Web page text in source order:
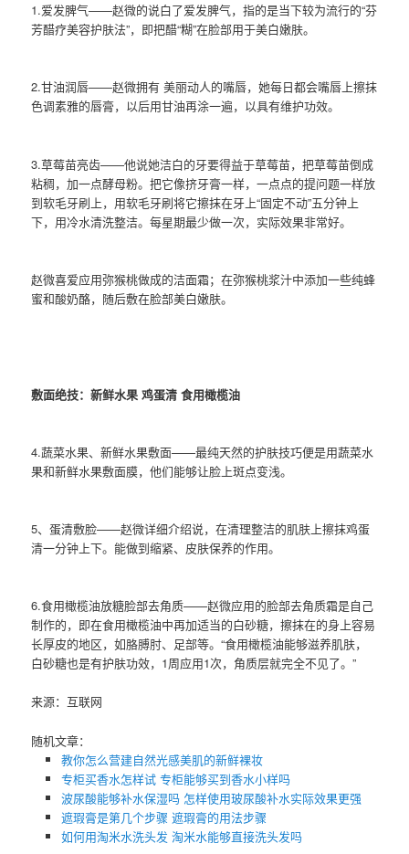
1.爱发脾气——赵微的说白了爱发脾气，指的是当下较为流行的“芬
芳醋疗美容护肤法”，即把醋“糊”在脸部用于美白嫩肤。
2.甘油润唇——赵微拥有 美丽动人的嘴唇，她每日都会嘴唇上擦抹
色调素雅的唇膏，以后用甘油再涂一遍，以具有维护功效。
3.草莓苗亮齿——他说她洁白的牙要得益于草莓苗，把草莓苗倒成
粘稠，加一点酵母粉。把它像挤牙膏一样，一点点的提问题一样放
到软毛牙刷上，用软毛牙刷将它擦抹在牙上“固定不动”五分钟上
下，用冷水清洗整洁。每星期最少做一次，实际效果非常好。
赵微喜爱应用弥猴桃做成的洁面霜；在弥猴桃浆汁中添加一些纯蜂
蜜和酸奶酪，随后敷在脸部美白嫩肤。
敷面绝技：新鲜水果 鸡蛋清 食用橄榄油
4.蔬菜水果、新鲜水果敷面——最纯天然的护肤技巧便是用蔬菜水
果和新鲜水果敷面膜，他们能够让脸上斑点变浅。
5、蛋清敷脸——赵微详细介绍说，在清理整洁的肌肤上擦抹鸡蛋
清一分钟上下。能做到缩紧、皮肤保养的作用。
6.食用橄榄油放糖脸部去角质——赵微应用的脸部去角质霜是自己
制作的，即在食用橄榄油中再加适当的白砂糖，擦抹在的身上容易
长厚皮的地区，如胳膊肘、足部等。“食用橄榄油能够滋养肌肤，
白砂糖也是有护肤功效，1周应用1次，角质层就完全不见了。”
来源：互联网
随机文章：
教你怎么营建自然光感美肌的新鲜裸妆
专柜买香水怎样试​ 专柜能够买到香水小样吗
波尿酸能够补水保湿吗 怎样使用玻尿酸补水实际效果更强
遮瑕膏是第几个步骤 遮瑕膏的用法步骤
如何用淘米水洗头发 淘米水能够直接洗头发吗